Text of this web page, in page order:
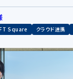
Square クラウド連携